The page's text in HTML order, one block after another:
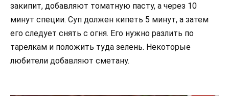
закипит, добавляют томатную пасту, а через 10
минут специи. Суп должен кипеть 5 минут, а затем
его следует снять с огня. Его нужно разлить по
тарелкам и положить туда зелень. Некоторые
любители добавляют сметану.